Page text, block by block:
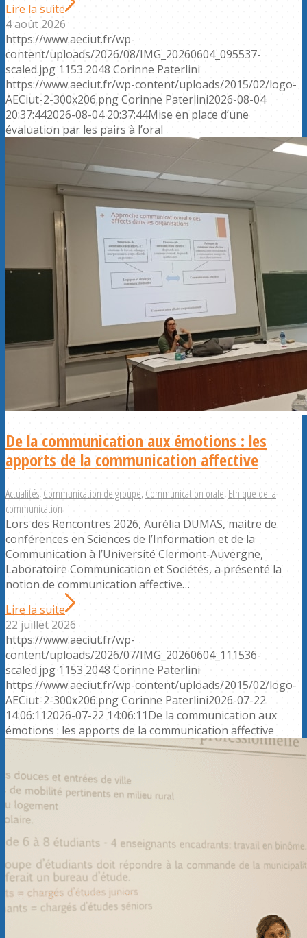
Lire la suite
4 août 2026
https://www.aeciut.fr/wp-
content/uploads/2026/08/IMG_20260604_095537-
scaled.jpg 1153 2048 Corinne Paterlini
https://www.aeciut.fr/wp-content/uploads/2015/02/logo-
AECiut-2-300x206.pngCorinne Paterlini2026-08-04
20:37:442026-08-04 20:37:44Mise en place d’une
évaluation par les pairs à l’oral
De la communication aux émotions : les
apports de la communication affective
Actualités,Communication de groupe,Communication orale,Ethique de la
communication
Lors des Rencontres 2026, Aurélia DUMAS, maitre de
conférences en Sciences de l’Information et de la
Communication à l’Université Clermont-Auvergne,
Laboratoire Communication et Sociétés, a présenté la
notion de communication affective…
Lire la suite
22 juillet 2026
https://www.aeciut.fr/wp-
content/uploads/2026/07/IMG_20260604_111536-
scaled.jpg 1153 2048 Corinne Paterlini
https://www.aeciut.fr/wp-content/uploads/2015/02/logo-
AECiut-2-300x206.pngCorinne Paterlini2026-07-22
14:06:112026-07-22 14:06:11De la communication aux
émotions : les apports de la communication affective